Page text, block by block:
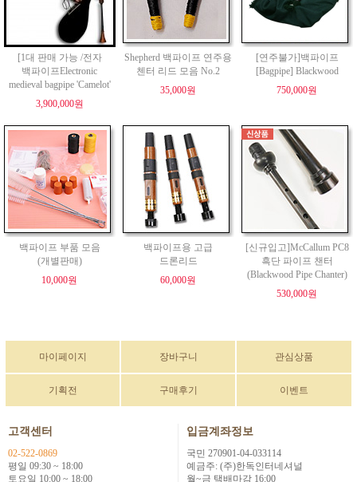
[1대 판매 가능 /전자
백파이프Electronic
medieval bagpipe 'Camelot'
3,900,000원
Shepherd 백파이프 연주용
첸터 리드 모음 No.2
35,000원
[연주불가]백파이프
[Bagpipe] Blackwood
750,000원
백파이프 부품 모음
(개별판매)
10,000원
백파이프용 고급
드론리드
60,000원
[신규입고]McCallum PC8
흑단 파이프 챈터
(Blackwood Pipe Chanter)
530,000원
마이페이지 장바구니 관심상품
기획전 구매후기 이벤트
고객센터
02-522-0869
평일 09:30 ~ 18:00
토요일 10:00 ~ 18:00
입금계좌정보
국민 270901-04-033114
예금주: (주)한독인터네셔널
월~금 택배마감 16:00